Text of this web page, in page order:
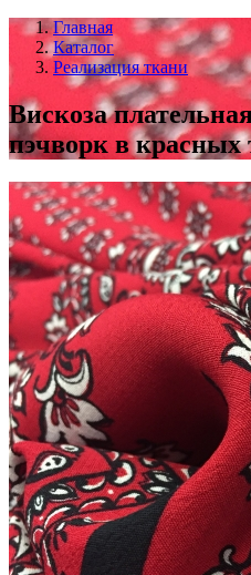
Главная
Каталог
Реализация ткани
Вискоза
пэчворк в красных